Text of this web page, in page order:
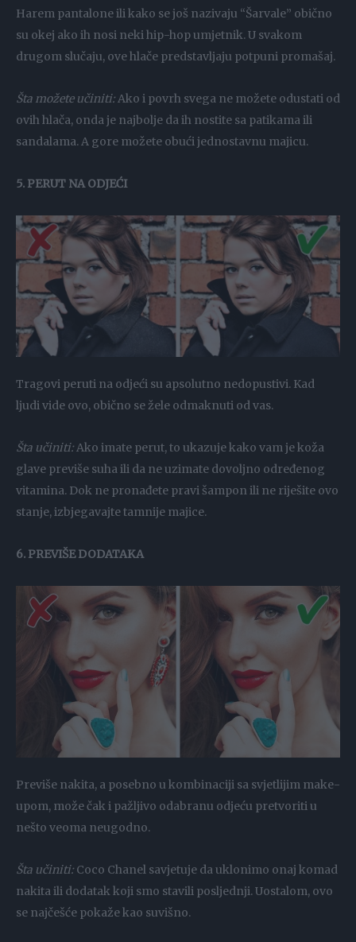
Harem pantalone ili kako se još nazivaju “Šarvale” obično
su okej ako ih nosi neki hip-hop umjetnik. U svakom
drugom slučaju, ove hlače predstavljaju potpuni promašaj.
Šta možete učiniti:Ako i povrh svega ne možete odustati od
ovih hlača, onda je najbolje da ih nostite sa patikama ili
sandalama. A gore možete obući jednostavnu majicu.
5. PERUT NA ODJEĆI
Tragovi peruti na odjeći su apsolutno nedopustivi. Kad
ljudi vide ovo, obično se žele odmaknuti od vas.
Šta učiniti:Ako imate perut, to ukazuje kako vam je koža
glave previše suha ili da ne uzimate dovoljno određenog
vitamina. Dok ne pronađete pravi šampon ili ne riješite ovo
stanje, izbjegavajte tamnije majice.
6. PREVIŠE DODATAKA
Previše nakita, a posebno u kombinaciji sa svjetlijim make-
upom, može čak i pažljivo odabranu odjeću pretvoriti u
nešto veoma neugodno.
Šta učiniti: Coco Chanel savjetuje da uklonimo onaj komad
nakita ili dodatak koji smo stavili posljednji. Uostalom, ovo
se najčešće pokaže kao suvišno.